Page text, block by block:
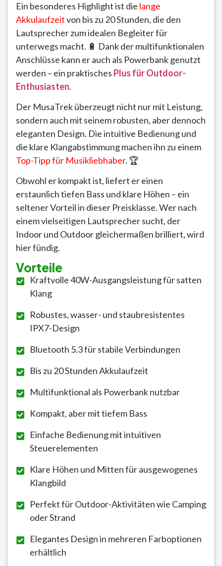
Ein besonderes Highlight ist die lange
Akkulaufzeitvon bis zu 20 Stunden, die den
Lautsprecher zum idealen Begleiter für
unterwegs macht. 🔋 Dank der multifunktionalen
Anschlüsse kann er auch als Powerbank genutzt
werden – ein praktisches Plus für Outdoor-
Enthusiasten.
Der MusaTrek überzeugt nicht nur mit Leistung,
sondern auch mit seinem robusten, aber dennoch
eleganten Design. Die intuitive Bedienung und
die klare Klangabstimmung machen ihn zu einem
Top-Tipp für Musikliebhaber. 🏆
Obwohl er kompakt ist, liefert er einen
erstaunlich tiefen Bass und klare Höhen – ein
seltener Vorteil in dieser Preisklasse. Wer nach
einem vielseitigen Lautsprecher sucht, der
Indoor und Outdoor gleichermaßen brilliert, wird
hier fündig.
Vorteile
Kraftvolle 40W-Ausgangsleistung für satten
Klang
Robustes, wasser- und staubresistentes
IPX7-Design
Bluetooth 5.3 für stabile Verbindungen
Bis zu 20 Stunden Akkulaufzeit
Multifunktional als Powerbank nutzbar
Kompakt, aber mit tiefem Bass
Einfache Bedienung mit intuitiven
Steuerelementen
Klare Höhen und Mitten für ausgewogenes
Klangbild
Perfekt für Outdoor-Aktivitäten wie Camping
oder Strand
Elegantes Design in mehreren Farboptionen
erhältlich